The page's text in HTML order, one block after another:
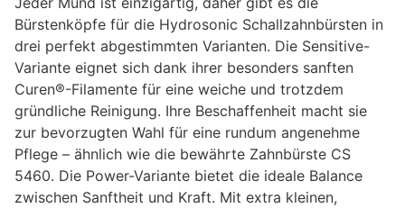
Bürstenköpfe für die Hydrosonic Schallzahnbürsten in
drei perfekt abgestimmten Varianten. Die Sensitive-
Variante eignet sich dank ihrer besonders sanften
Curen®-Filamente für eine weiche und trotzdem
gründliche Reinigung. Ihre Beschaffenheit macht sie
zur bevorzugten Wahl für eine rundum angenehme
Pflege – ähnlich wie die bewährte Zahnbürste CS
5460. Die Power-Variante bietet die ideale Balance
zwischen Sanftheit und Kraft. Mit extra kleinen,